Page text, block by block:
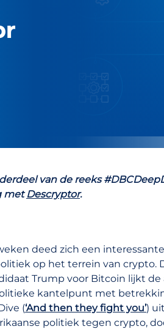
van de reeks
metDescryptor.
deed zich een
op het terrein van crypto.
Trump voor Bitcoin lijkt
kantelpunt met
(‘And then they fight you’)
politiek tegen crypto,